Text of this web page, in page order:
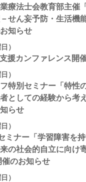
療法士会教育部主催
せん妄予防・生活機
知らせ
）
援カンファレンス開
）
特別セミナー「特性
としての経験から考
らせ
）
ミナー「学習障害を
の社会的自立に向け
のお知らせ
）